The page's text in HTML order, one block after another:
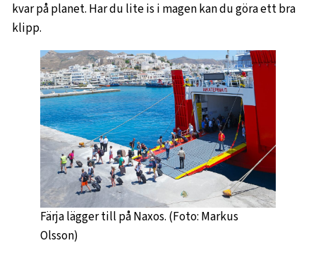
kvar på planet. Har du lite is i magen kan du göra ett bra
klipp.
Färja lägger till på Naxos. (Foto: Markus
Olsson)